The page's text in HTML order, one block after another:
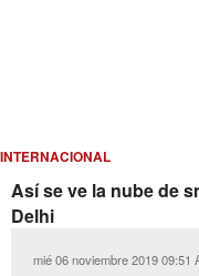
INTERNACIONAL
Así se ve la nube de
Delhi
mié 06 noviembre 2019 09:51